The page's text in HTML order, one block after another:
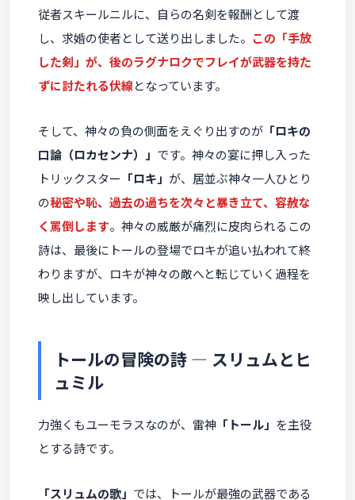
従者スキールニルに、自らの名剣を報酬として渡
し、求婚の使者として送り出しました。 この「手放
した剣」が、後のラグナロクでフレイが武器を持た
ずに討たれる伏線となっています。
そして、神々の負の側面をえぐり出すのが 「ロキの
口論（ロカセンナ）」 です。神々の宴に押し入った
トリックスター 「ロキ」 が、居並ぶ神々一人ひとり
の秘密や恥、過去の過ちを次々と暴き立て、容赦な
く罵倒します。神々の威厳が痛烈に皮肉られるこの
詩は、最後にトールの登場でロキが追い払われて終
わりますが、ロキが神々の敵へと転じていく過程を
映し出しています。
トールの冒険の詩 ― スリュムとヒ
ュミル
力強くもユーモラスなのが、雷神 「トール」 を主役
とする詩です。
「スリュムの歌」 では、トールが最強の武器である